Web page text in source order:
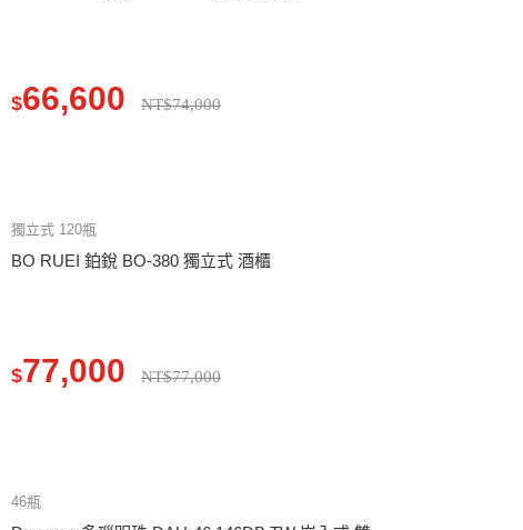
$66,600 NT$74,000
獨立式 120瓶
BO RUEI 鉑銳 BO-380 獨立式 酒櫃
$77,000 NT$77,000
46瓶